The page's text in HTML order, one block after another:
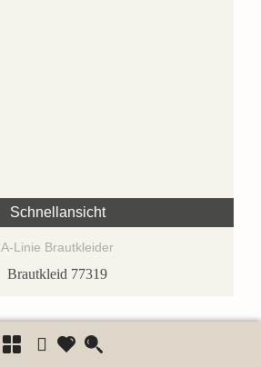
Schnellansicht
A-Linie Brautkleider
Brautkleid 77319